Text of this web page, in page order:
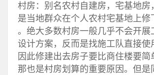
村房：别名农村自建房，宅基地房
是当地群众在个人农村宅基地上修
。绝大多数村房一般几乎不会开展
设计方案，反而是找施工队直接使
因此修建出去房子要比商住楼要简
那也是村房划算的重要原因。但是